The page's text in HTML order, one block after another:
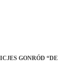
GONRÓD “DE